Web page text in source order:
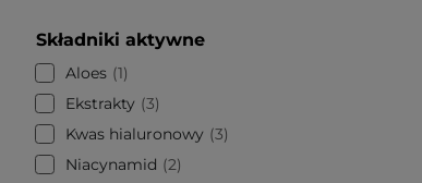
Składniki aktywne
Aloes 1
Ekstrakty
3
Kwas hialuronowy
3
Niacynamid
2